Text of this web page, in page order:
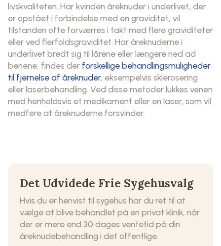
livskvaliteten. Har kvinden åreknuder i underlivet, der
er opstået i forbindelse med en graviditet, vil
tilstanden ofte forværres i takt med flere graviditeter
eller ved flerfoldsgraviditet. Har åreknuderne i
underlivet bredt sig til lårene eller længere ned ad
benene, findes der forskellige behandlingsmuligheder
til fjernelse af åreknuder, eksempelvis sklerosering
eller laserbehandling. Ved disse metoder lukkes venen
med henholdsvis et medikament eller en laser, som vil
medføre at åreknuderne forsvinder.
Det Udvidede Frie Sygehusvalg
Hvis du er henvist til sygehus har du ret til at
vælge at blive behandlet på en privat klinik, når
der er mere end 30 dages ventetid på din
åreknudebehandling i det offentlige.